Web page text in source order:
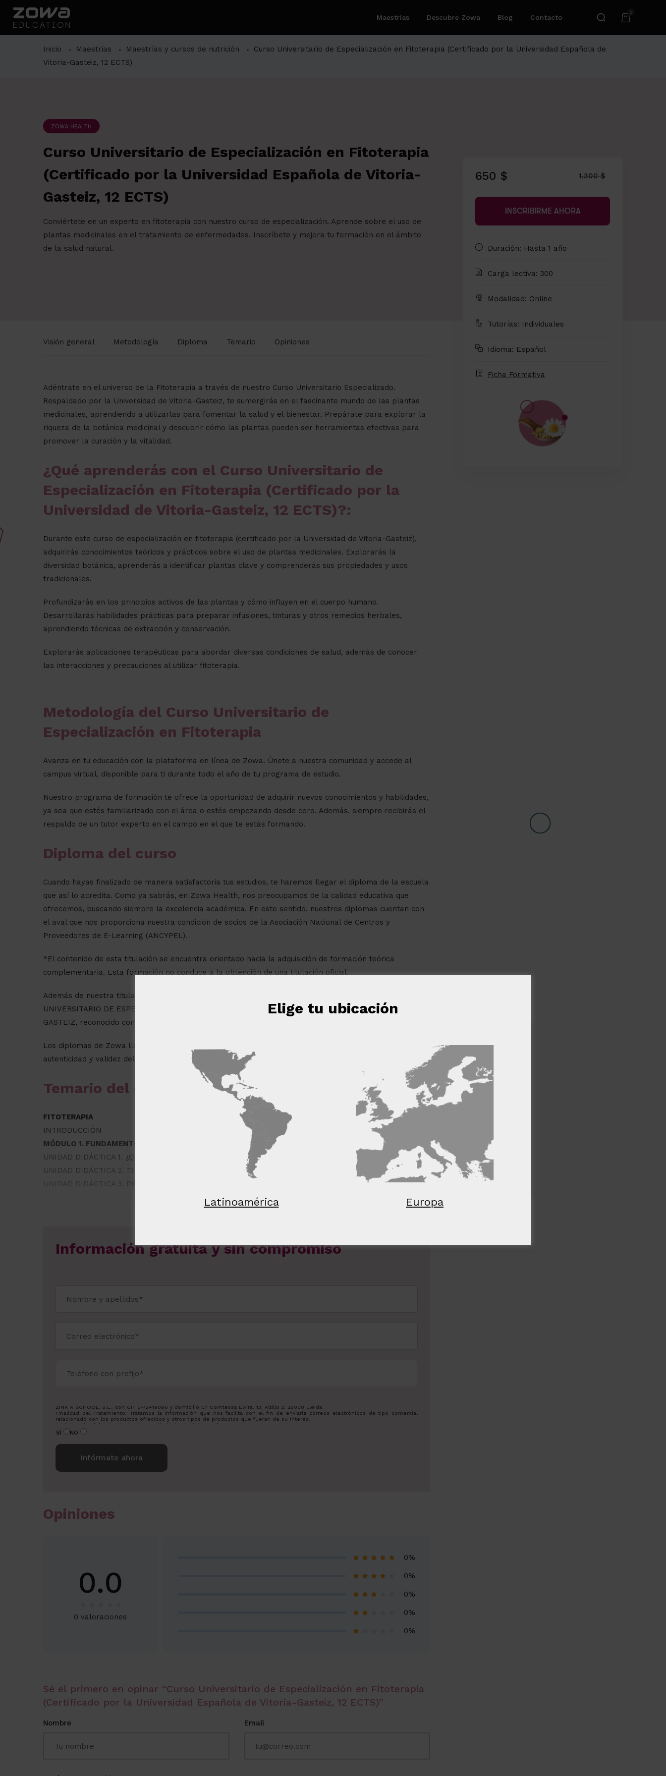
Maestrías Descubre Zowa Blog Contacto
0
Inicio Maestrias Maestrías y cursos de nutrición
Curso Universitario de Especialización en Fitoterapia (Certificado por la Universidad Española de
Vitoria-Gasteiz, 12 ECTS)
ZOWA HEALTH
Curso Universitario de Especialización en Fitoterapia
(Certificado por la Universidad Española de Vitoria-
Gasteiz, 12 ECTS)
Conviértete en un experto en fitoterapia con nuestro curso de especialización. Aprende sobre el uso de
plantas medicinales en el tratamiento de enfermedades. Inscríbete y mejora tu formación en el ámbito
de la salud natural.
Visión general Metodología Diploma Temario Opiniones
Adéntrate en el universo de la Fitoterapia a través de nuestro Curso Universitario Especializado.
Respaldado por la Universidad de Vitoria-Gasteiz, te sumergirás en el fascinante mundo de las plantas
medicinales, aprendiendo a utilizarlas para fomentar la salud y el bienestar. Prepárate para explorar la
riqueza de la botánica medicinal y descubrir cómo las plantas pueden ser herramientas efectivas para
promover la curación y la vitalidad.
¿Qué aprenderás con el Curso Universitario de
Especialización en Fitoterapia (Certificado por la
Universidad de Vitoria-Gasteiz, 12 ECTS)?:
Durante este curso de especialización en fitoterapia (certificado por la Universidad de Vitoria-Gasteiz),
adquirirás conocimientos teóricos y prácticos sobre el uso de plantas medicinales. Explorarás la
diversidad botánica, aprenderás a identificar plantas clave y comprenderás sus propiedades y usos
tradicionales.
Profundizarás en los principios activos de las plantas y cómo influyen en el cuerpo humano.
Desarrollarás habilidades prácticas para preparar infusiones, tinturas y otros remedios herbales,
aprendiendo técnicas de extracción y conservación.
Explorarás aplicaciones terapéuticas para abordar diversas condiciones de salud, además de conocer
las interacciones y precauciones al utilizar fitoterapia.
Metodología del Curso Universitario de
Especialización en Fitoterapia
Avanza en tu educación con la plataforma en línea de Zowa. Únete a nuestra comunidad y accede al
campus virtual, disponible para ti durante todo el año de tu programa de estudio.
Nuestro programa de formación te ofrece la oportunidad de adquirir nuevos conocimientos y habilidades,
ya sea que estés familiarizado con el área o estés empezando desde cero. Además, siempre recibirás el
respaldo de un tutor experto en el campo en el que te estás formando.
Diploma del curso
Cuando hayas finalizado de manera satisfactoria tus estudios, te haremos llegar el diploma de la escuela
que así lo acredita. Como ya sabrás, en Zowa Health, nos preocupamos de la calidad educativa que
ofrecemos, buscando siempre la excelencia académica. En este sentido, nuestros diplomas cuentan con
el aval que nos proporciona nuestra condición de socios de la Asociación Nacional de Centros y
Proveedores de E-Learning (ANCYPEL).
*El contenido de esta titulación se encuentra orientado hacia la adquisición de formación teórica
complementaria. Esta formación no conduce a la obtención de una titulación oficial.
Además de nuestra titulación, al finalizar la formación recibirás un diploma digital que certifica el CURSO
UNIVERSITARIO DE ESPECIALIZACIÓN EN FITOTERAPIA, avalado por la UNIVERSIDAD DE VITORIA-
GASTEIZ, reconocido con 12 ECTS.
Los diplomas de Zowa llevan la Apostilla de la Haya, mediante la que se reconoce y garantiza la
autenticidad y validez del diploma en cualquier país firmante del convenio.
Temario del curso
FITOTERAPIA
INTRODUCCIÓN
MÓDULO 1. FUNDAMENTOS DE LA FITOTERAPIA
UNIDAD DIDÁCTICA 1. ¿QUÉ ES LA FITOTERAPIA?
UNIDAD DIDÁCTICA 2. TIPOS DE FITOTERAPIA
VER TODO EL CONTENIDO
Información gratuita y sin compromiso
ZINK A SCHOOL, S.L., con CIF B-72419096 y domicilio C/ Comtessa Elvira, 13, Altillo 2, 25008 Lleida.
Finalidad del Tratamiento: Tratamos la información que nos facilita con el fin de enviarle correos electrónicos de tipo comercial
relacionado con los productos ofrecidos y otros tipos de productos que fueran de su interés.
Legitimación del tratamiento: Consentimiento del interesado.
Derechos: Puede ejercitar sus derechos identificándose suficientemente, dirigiéndose a la dirección info@zowaeducation.lat.
Desea recibir información sobre nuestros productos:
SÍ NO
Opiniones
0.0
0 valoraciones
0%
0%
0%
0%
0%
Sé el primero en opinar “Curso Universitario de Especialización en Fitoterapia
(Certificado por la Universidad Española de Vitoria-Gasteiz, 12 ECTS)”
Nombre Email
650 $ 1.300 $
INSCRIBIRME AHORA
Duración: Hasta 1 año
Carga lectiva: 300
Modalidad: Online
Tutorías: Individuales
Idioma: Español
Ficha Formativa
Elige tu ubicación
Latinoamérica Europa
Este sitio web usa cookies para mejorar la experiencia del usuario. Al utilizar nuestro sitio web,
usted acepta todas las cookies de acuerdo con nuestra Política de cookies.Más información
MOSTRAR TODOS LOS SOCIOS
Cookies de
rendimiento
Cookies de
preferencias
Cookies de
ACEPTAR TODO
RECHAZAR TODO